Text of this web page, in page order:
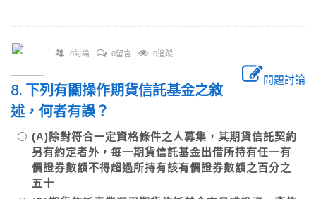
0討論 0留言 0追蹤
問題討論
8. 下列有關操作期貨信託基金之敘
述，何者有誤？
(A)除對符合一定資格條件之人募集，其期貨信託契約
另有約定者外，每一期貨信託基金出借所持有任一有
價證券數額不得超過所持有該有價證券數額之百分之
五十